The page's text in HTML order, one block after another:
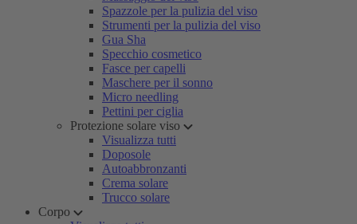
Spazzole per la pulizia del viso
Strumenti per la pulizia del viso
Gua Sha
Specchio cosmetico
Fasce per capelli
Maschere per il sonno
Micro needling
Pettini per ciglia
Protezione solare viso
Visualizza tutti
Doposole
Autoabbronzanti
Crema solare
Trucco solare
Corpo